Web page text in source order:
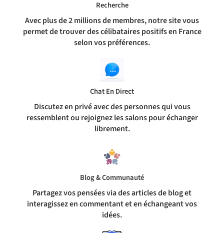
Recherche
Avec plus de 2 millions de membres, notre site vous
permet de trouver des célibataires positifs en France
selon vos préférences.
Chat En Direct
Discutez en privé avec des personnes qui vous
ressemblent ou rejoignez les salons pour échanger
librement.
Blog & Communauté
Partagez vos pensées via des articles de blog et
interagissez en commentant et en échangeant vos
idées.